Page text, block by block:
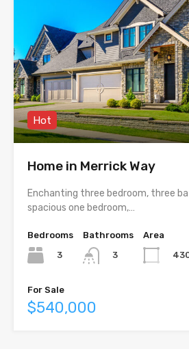
Hot
Home in Merrick Way
Enchanting three bedroom, three
spacious one bedroom,…
Bedrooms
3
Bathrooms
3
Area
For Sale
$540,000